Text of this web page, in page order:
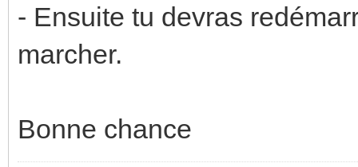
- Ensuite tu devras
marcher.
Bonne chance